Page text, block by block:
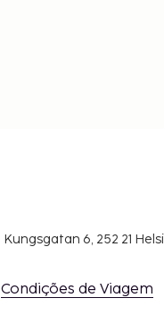
Kungsgatan 6, 252 21
Condições de Viagem